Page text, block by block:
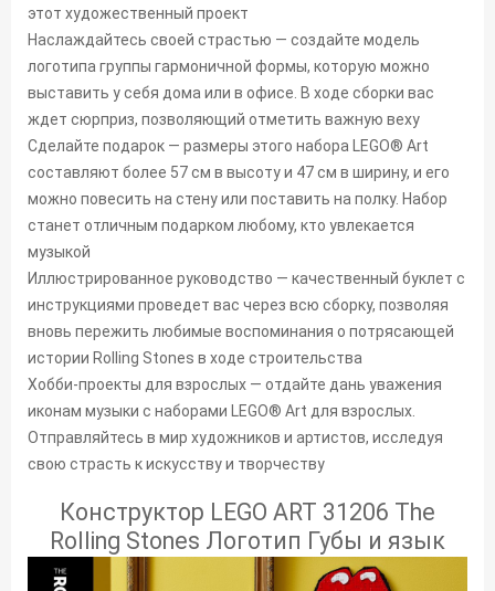
этот художественный проект
Наслаждайтесь своей страстью — создайте модель
логотипа группы гармоничной формы, которую можно
выставить у себя дома или в офисе. В ходе сборки вас
ждет сюрприз, позволяющий отметить важную веху
Сделайте подарок — размеры этого набора LEGO® Art
составляют более 57 см в высоту и 47 см в ширину, и его
можно повесить на стену или поставить на полку. Набор
станет отличным подарком любому, кто увлекается
музыкой
Иллюстрированное руководство — качественный буклет с
инструкциями проведет вас через всю сборку, позволяя
вновь пережить любимые воспоминания о потрясающей
истории Rolling Stones в ходе строительства
Хобби-проекты для взрослых — отдайте дань уважения
иконам музыки с наборами LEGO® Art для взрослых.
Отправляйтесь в мир художников и артистов, исследуя
свою страсть к искусству и творчеству
Конструктор LEGO ART 31206 The
Rolling Stones Логотип Губы и язык